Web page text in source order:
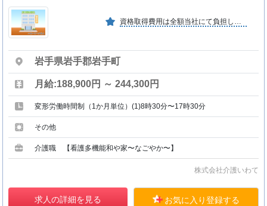
資格取得費用は全額当社にて負担します。
岩手県岩手郡岩手町
月給:188,900円 ～ 244,300円
変形労働時間制（1か月単位）(1)8時30分〜17時30分
その他
介護職 【看護多機能和や家〜なごやか〜】
株式会社介護いわて
求人の詳細を見る お気に入り登録する